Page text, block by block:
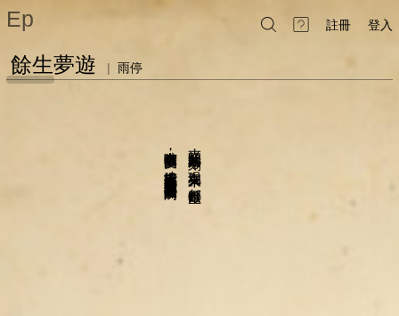
Ep 註冊 登入
餘生夢遊 | 雨停
，
現在和未來
，
都叫做餘生
。
，
才能把過去現在未來曾發生未發生的一切都留在同一個瞬間
。